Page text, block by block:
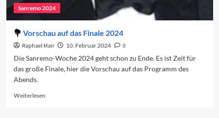
Sanremo 2024
Vorschau auf das Finale 2024
Raphael Mair 10. Februar 2024
0
Die Sanremo-Woche 2024 geht schon zu Ende. Es ist Zeit für
das große Finale, hier die Vorschau auf das Programm des
Abends.
WeiterlesenRead